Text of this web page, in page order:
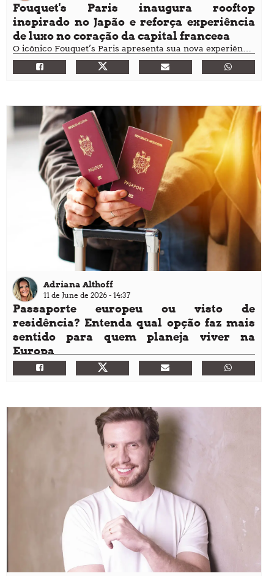
Fouquet's Paris inaugura rooftop
inspirado no Japão e reforça experiência
de luxo no coração da capital francesa
O icônico Fouquet’s Paris apresenta sua nova experiência
de verão com a abertura de um rooftop exclusivo que
combina a elegância parisiense com referências à estética
Adriana Althoff
11 de June de 2026 - 14:37
Passaporte europeu ou visto de
residência? Entenda qual opção faz mais
sentido para quem planeja viver na
Europa
Com as mudanças nas regras migratórias europeias e o
aumento do interesse de brasileiros em morar no exterior,
reconhecimento da cidadania europeia.